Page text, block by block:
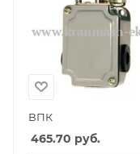
ВПК
465.70 руб.